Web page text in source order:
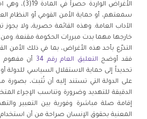
الأغراض الواردة
سمعتهم، أو حماية الأمن القومي أو النظام
الآداب العامة. وهذه القائمة حصرية، ولا يجوز
خارجها مهما بدت مبررات الحكومة مقنعة. ومن
التذرّع بأحد هذه الأغراض، بما في ذلك الأمن
فقد أوضح التعليق العام رقم 34
أن مفهوم
تحديداً إلى حماية الاستقلال السياسي للدولة أو
على الدولة التي تستند إليه أن تُثبت، بصورة
الدقيقة للتهديد وضرورة وتناسب الإجراء
إقامة صلة مباشرة وفورية بين التعبير
المعنية بحقوق الإنسان صراحة من أن استخدام